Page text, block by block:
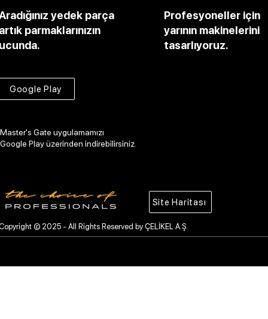
yedek parça
parmaklarınızın
Profesyoneller için
yarının makinelerini
tasarlıyoruz.
Google Play
Master's Gate uygulamamızı
Google Play üzerinden indirebilirsiniz.
Site Haritası
© 2025 - All Rights Reserved by ÇELİKEL A.Ş.